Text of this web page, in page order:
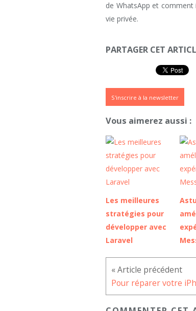
de WhatsApp et
vie privée.
PARTAGER CET
S'inscrire à la newsletter
Vous aimerez aussi :
Les meilleures
stratégies pour
développer avec
Laravel